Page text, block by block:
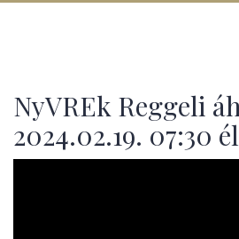
NyVREk Reggeli
2024.02.19. 07:30